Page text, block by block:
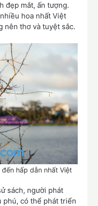
đẹp mắt, ấn tượng.
hoa nhất Việt
nên thơ và tuyệt sắc.
hấp dẫn nhất Việt
sách, người phát
phú, có thể phát triển